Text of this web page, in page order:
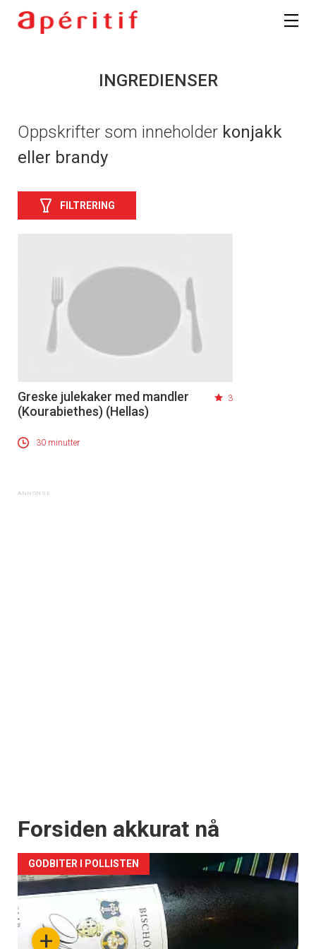
INGREDIENSER
Oppskrifter som inneholder konjakk
eller brandy
FILTRERING
Greske julekaker med mandler
(Kourabiethes) (Hellas)
3
30 minutter
Forsiden akkurat nå
+
GODBITER I POLLISTEN